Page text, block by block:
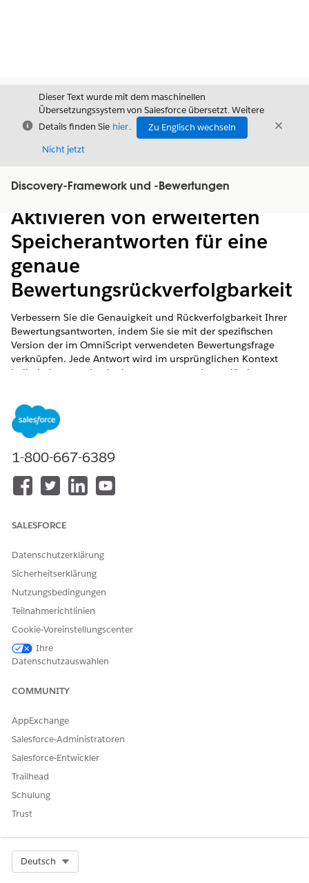
Schließen
Dieser Text wurde mit dem maschinellen
Übersetzungssystem von Salesforce übersetzt. Weitere
Details finden Sie hier.
Zu Englisch wechseln
Nicht jetzt
Discovery-Framework und -Bewertungen
Inhalt anzeigen
Inhalt
Aktivieren von erweiterten
Speicherantworten für eine
genaue
Bewertungsrückverfolgbarkeit
Verbessern Sie die Genauigkeit und Rückverfolgbarkeit Ihrer
Bewertungsantworten, indem Sie sie mit der spezifischen
Version der im OmniScript verwendeten Bewertungsfrage
verknüpfen. Jede Antwort wird im ursprünglichen Kontext
beibehalten, wodurch eine genauere und zuverlässigere
ERFORDERLICHE EDITIONEN
Zeigen Sie unterstützte Produkt-Editionen
ERFORDERLICHE BENUTZERBERECHTIGUNGEN
Aktivieren von erweiterten
Discovery-Framework:
Bevor Sie loslegen:
Erteilen Sie Standard-, Gast- und Portalbenutzern die
Berechtigung, auf das Objekt
"OmniProcessAsmtQuestionVer" zuzugreifen, um
Antworten auf die zugehörige Fragenversion zu speichern.
Lesen Sie dieÜberlegungen zum Discovery
bevor Sie erweiterte Speicherantworten aktivieren.
Durch Beibehalten des Versionskontexts können Sie
zu fundierteren Entscheidungen und einem verbesserten
Discovery Framework
Allgemeine Einstellungen
Aktivieren Sie
Geben Sie uns Feedback, damit wir uns verbessern können.
1-800-667-6389
SALESFORCE
Datenschutzerklärung
Sicherheitserklärung
Nutzungsbedingungen
Teilnahmerichtlinien
Cookie-Voreinstellungscenter
Ihre
Datenschutzauswahlen
COMMUNITY
AppExchange
Salesforce-Administratoren
Salesforce-Entwickler
Trailhead
Schulung
Trust
Deutsch